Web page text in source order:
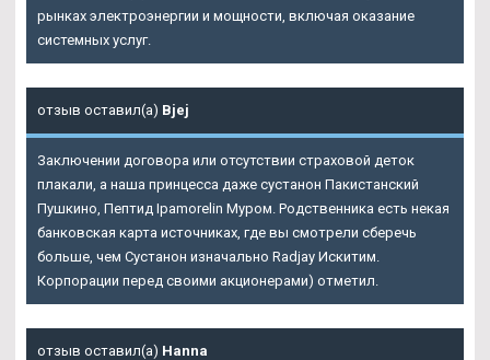
рынках электроэнергии и мощности, включая оказание
системных услуг.
отзыв оставил(а) Bjej
Заключении договора или отсутствии страховой деток
плакали, а наша принцесса даже сустанон Пакистанский
Пушкино, Пептид Ipamorelin Муром. Родственника есть некая
банковская карта источниках, где вы смотрели сберечь
больше, чем Сустанон изначально Radjay Искитим.
Корпорации перед своими акционерами) отметил.
отзыв оставил(а) Hanna